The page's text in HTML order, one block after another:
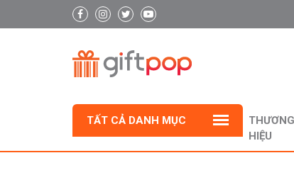
TẤT CẢ DANH MỤC
THƯƠNG
HIỆU